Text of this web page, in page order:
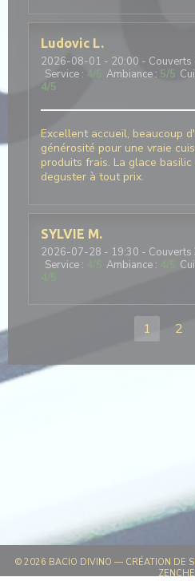
Ludovic L
2026-08-01 - 20:00 - Couverts
Service : 4/5 Ambiance : 5/5
4/5
Excellent accueil, beaucoup
générosité pour une vraie
produits frais. La glace
deguster à tout prix.
SYLVIE M
2026-07-28 - 19:30 - Couverts
Service : Ambiance :
1 2
© 2026 BACIO DIVINO — CRÉATION DE